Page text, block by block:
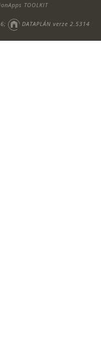
TOOLKIT
DATAPLÁN verze 2.5314